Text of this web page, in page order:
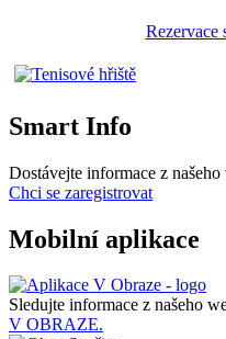
Rezervace
Smart Info
Dostávejte informace z
Chci se zaregistrovat
Mobilní aplikace
Sledujte informace z našeho
V OBRAZE.